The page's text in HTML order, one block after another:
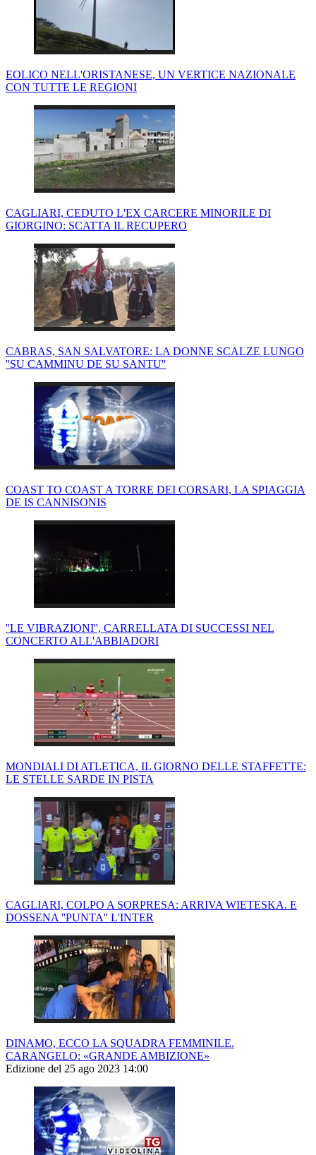
EOLICO NELL'ORISTANESE, UN VERTICE NAZIONALE
CON TUTTE LE REGIONI
CAGLIARI, CEDUTO L'EX CARCERE MINORILE DI
GIORGINO: SCATTA IL RECUPERO
CABRAS, SAN SALVATORE: LA DONNE SCALZE LUNGO
''SU CAMMINU DE SU SANTU''
COAST TO COAST A TORRE DEI CORSARI, LA SPIAGGIA
DE IS CANNISONIS
''LE VIBRAZIONI'', CARRELLATA DI SUCCESSI NEL
CONCERTO ALL'ABBIADORI
MONDIALI DI ATLETICA, IL GIORNO DELLE STAFFETTE:
LE STELLE SARDE IN PISTA
CAGLIARI, COLPO A SORPRESA: ARRIVA WIETESKA. E
DOSSENA ''PUNTA'' L'INTER
DINAMO, ECCO LA SQUADRA FEMMINILE.
CARANGELO: «GRANDE AMBIZIONE»
Edizione del 25 ago 2023 14:00